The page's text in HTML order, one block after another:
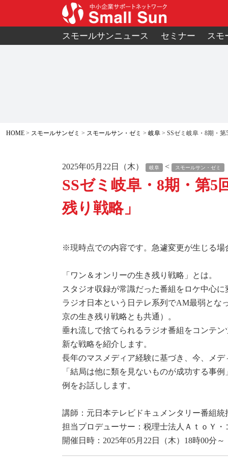
スモールサンニュース セミナー スモ
HOME スモールサンゼミ スモールサン・ゼミ 岐阜 SSゼミ岐阜・8期・
2025年05月22日（木） 岐阜 < スモールサン・ゼミ
SSゼミ岐阜・8期・第
残り戦略」
※現時点での内容です。急遽変更が生じる場
「ワン＆オンリーの生き残り戦略」とは。
スタジオ収録が常識だった番組をロケ中心に
ラジオ日本という日テレ系列でAM最弱とな
京の生き残り戦略とも共通）。
垂れ流しで捨てられるラジオ番組をコンテ
新な戦略を紹介します。
長年のマスメディア経験に基づき、今、メ
「結局は他に類を見ないものが成功する事
例をお話しします。
講師：元日本テレビドキュメンタリー番組
担当プロデューサー：税理士法人Ａｔｏ
開催日時：2025年05月22日（木）18時00分～